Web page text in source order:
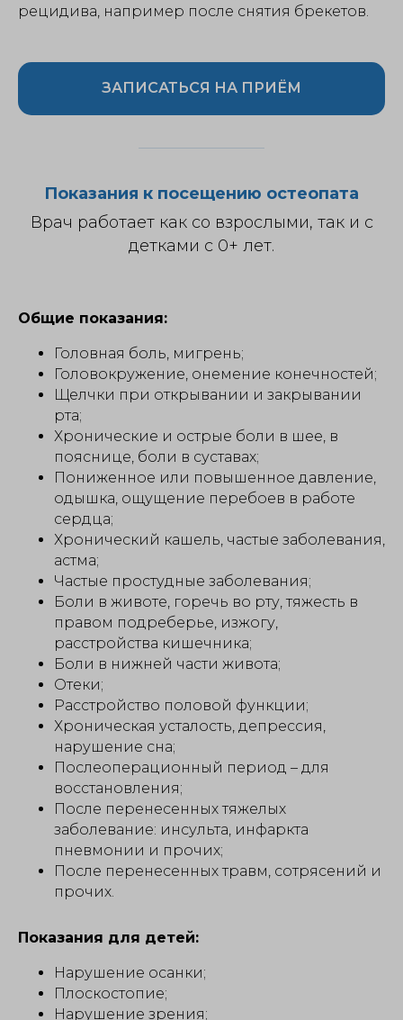
рецидива, например после снятия брекетов.
ЗАПИСАТЬСЯ НА ПРИЁМ
Показания к посещению остеопата
Врач работает как со взрослыми, так и с
детками с 0+ лет.
Общие показания:
Головная боль, мигрень;
Головокружение, онемение конечностей;
Щелчки при открывании и закрывании
рта;
Хронические и острые боли в шее, в
пояснице, боли в суставах;
Пониженное или повышенное давление,
одышка, ощущение перебоев в работе
сердца;
Хронический кашель, частые заболевания,
астма;
Частые простудные заболевания;
Боли в животе, горечь во рту, тяжесть в
правом подреберье, изжогу,
расстройства кишечника;
Боли в нижней части живота;
Отеки;
Расстройство половой функции;
Хроническая усталость, депрессия,
нарушение сна;
Послеоперационный период – для
восстановления;
После перенесенных тяжелых
заболевание: инсульта, инфаркта
пневмонии и прочих;
После перенесенных травм, сотрясений и
прочих.
Показания для детей:
Нарушение осанки;
Плоскостопие;
Нарушение зрения;